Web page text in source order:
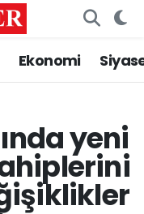
Ekonomi
yeni
Fikstür